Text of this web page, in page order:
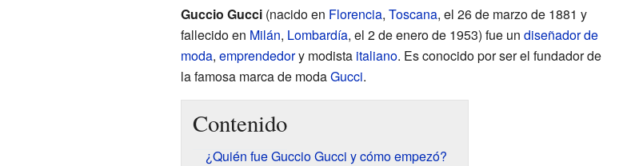
Guccio Gucci(nacido en Florencia, Toscana, el 26 de marzo de 1881 y
fallecido en Milán, Lombardía, el 2 de enero de 1953) fue un diseñador de
moda, emprendedory modista italiano. Es conocido por ser el fundador de
la famosa marca de modaGucci.
Contenido
¿Quién fue Guccio Gucci y cómo empezó?